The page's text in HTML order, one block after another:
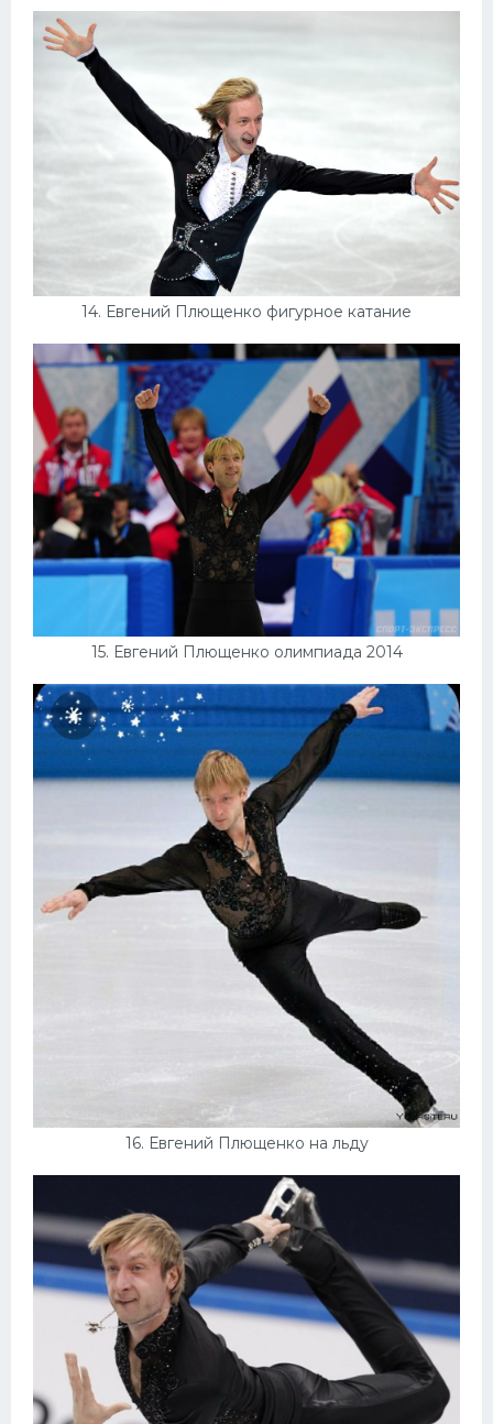
14. Евгений Плющенко фигурное катание
15. Евгений Плющенко олимпиада 2014
16. Евгений Плющенко на льду